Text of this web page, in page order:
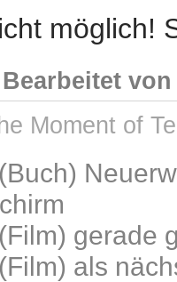
möglich!
Bearbeitet von
Moment of
gerade
als